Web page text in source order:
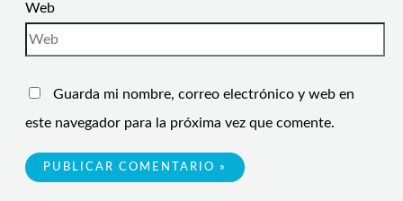
Web
Guarda mi nombre, correo electrónico y web en
este navegador para la próxima vez que comente.